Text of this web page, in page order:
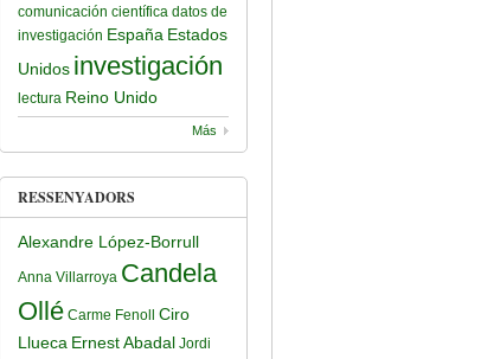
comunicación científica datos de
investigación España Estados
Unidos investigación
lectura Reino Unido
Más
RESSENYADORS
Alexandre López-Borrull
Anna Villarroya Candela
Ollé Carme Fenoll
Ciro
Llueca Ernest Abadal Jordi